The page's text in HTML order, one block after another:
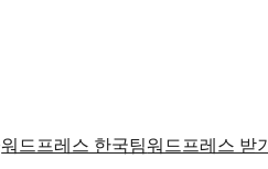
워드프레스 한국팀워드프레스 받기